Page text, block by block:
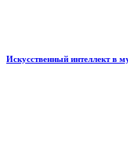
Искусственный интеллект в